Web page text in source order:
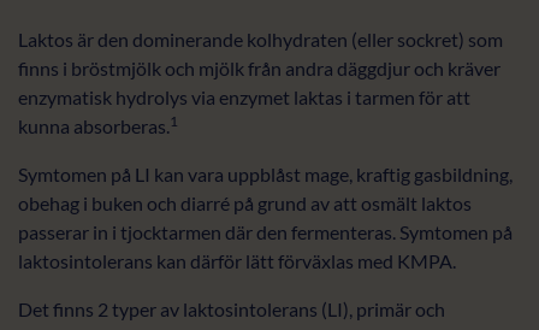
Laktos är den dominerande kolhydraten (eller sockret) som
finns i bröstmjölk och mjölk från andra däggdjur och kräver
enzymatisk hydrolys via enzymet laktas i tarmen för att
kunna absorberas.1
Symtomen på LI kan vara uppblåst mage, kraftig gasbildning,
obehag i buken och diarré på grund av att osmält laktos
passerar in i tjocktarmen där den fermenteras. Symtomen på
laktosintolerans kan därför lätt förväxlas med KMPA.
Det finns 2 typer av laktosintolerans (LI), primär och